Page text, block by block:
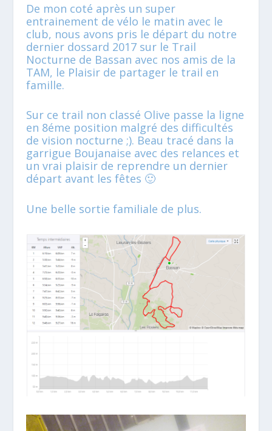
De mon coté après un super
entrainement de vélo le matin avec le
club, nous avons pris le départ du notre
dernier dossard 2017 sur le Trail
Nocturne de Bassan avec nos amis de la
TAM, le Plaisir de partager le trail en
famille.
Sur ce trail non classé Olive passe la ligne
en 8éme position malgré des difficultés
de vision nocturne ;). Beau tracé dans la
garrigue Boujanaise avec des relances et
un vrai plaisir de reprendre un dernier
départ avant les fêtes 🙂
Une belle sortie familiale de plus.